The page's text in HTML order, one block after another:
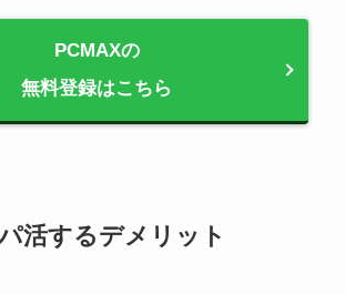
PCMAXの
無料登録はこちら
活するデメリット